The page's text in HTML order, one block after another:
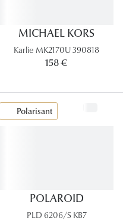
MICHAEL KORS
Karlie MK2170U 390818
158 €
Polarisant
POLAROID
PLD 6206/S KB7